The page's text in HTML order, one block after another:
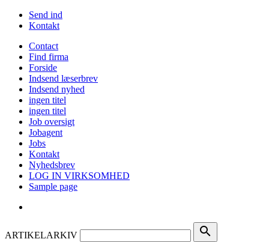
Send ind
Kontakt
Contact
Find firma
Forside
Indsend læserbrev
Indsend nyhed
ingen titel
ingen titel
Job oversigt
Jobagent
Jobs
Kontakt
Nyhedsbrev
LOG IN VIRKSOMHED
Sample page
ARTIKELARKIV search